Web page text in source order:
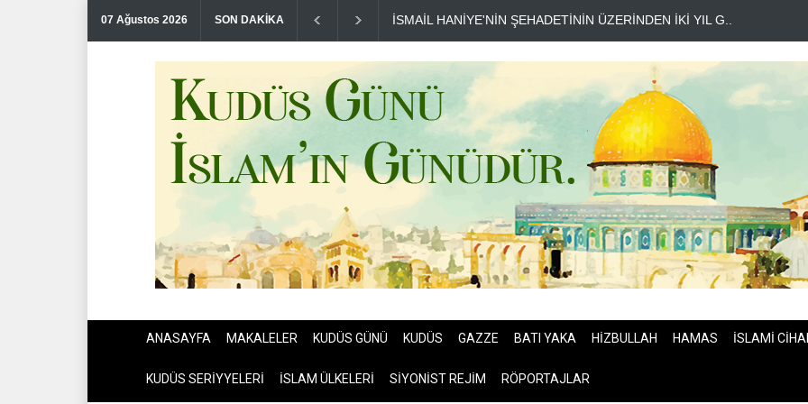
07 Ağustos 2026 SON DAKİKA İSMAİL HANİYE'NİN ŞEHADETİNİN ÜZERİNDEN İKİ YIL G..
ANASAYFA MAKALELER KUDÜS GÜNÜ KUDÜS GAZZE BATI YAKA HİZBULLAH HAMAS İSLAMİ
KUDÜS SERİYYELERİ İSLAM ÜLKELERİ SİYONİST REJİM RÖPORTAJLAR